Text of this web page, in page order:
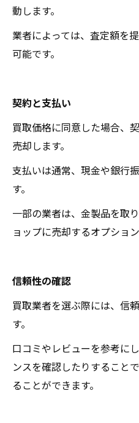
動します。
業者によっては、査定額を
可能です。
契約と支払い
買取価格に同意した場合、
売却します。
支払いは通常、現金や銀行
す。
一部の業者は、金製品を取
ョップに売却するオプショ
信頼性の確認
買取業者を選ぶ際には、信
す。
口コミやレビューを参考に
ンスを確認したりすること
ることができます。